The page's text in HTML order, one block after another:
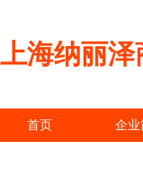
上海纳丽泽
首页 企业